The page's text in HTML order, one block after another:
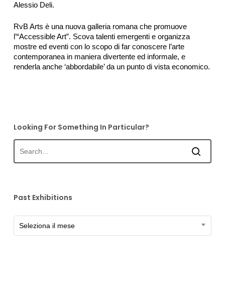
Alessio Deli.
RvB Arts è una nuova galleria romana che promuove
l’“Accessible Art”. Scova talenti emergenti e organizza
mostre ed eventi con lo scopo di far conoscere l’arte
contemporanea in maniera divertente ed informale, e
renderla anche ‘abbordabile’ da un punto di vista economico.
Looking For Something In Particular?
Past Exhibitions
Exhibitions
Seleziona il mese